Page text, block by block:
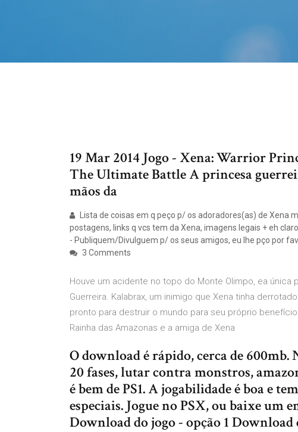
19 Mar 2014 Jogo - Xena: Warrior
The Ultimate Battle A princesa
mãos da
Lista de coisas em q peço p/ os adoradores(as) de Xena
postagens, links q vcs tem da Xena, imagens legais + eh
- Publiquem/Divulguem p/ os seus amigos, eu lhe pço por
3 Comments
Houve um acidente no topo do Monte Olimpo, ea única
Guerreira. Kalabrax, um inimigo que Xena tinha
pronto para destruir o mundo para seu próprio
Rainha das Amazonas e a amiga de Xena
O download é rápido, cerca de 600mb.
20 fases, lutar contra monstros,
é bem de PS1. A jogabilidade é boa e
especiais. Jogue no PSX, ou baixe um
Download do jogo - opção 1 Download